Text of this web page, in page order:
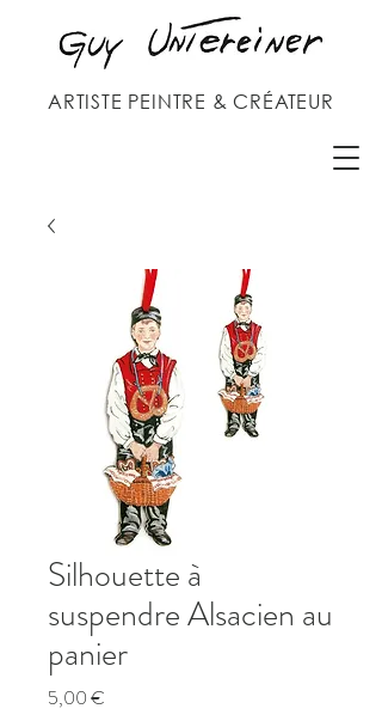
ARTISTE PEINTRE & CRÉATEUR
Silhouette à
suspendre Alsacien au
panier
5,00 €